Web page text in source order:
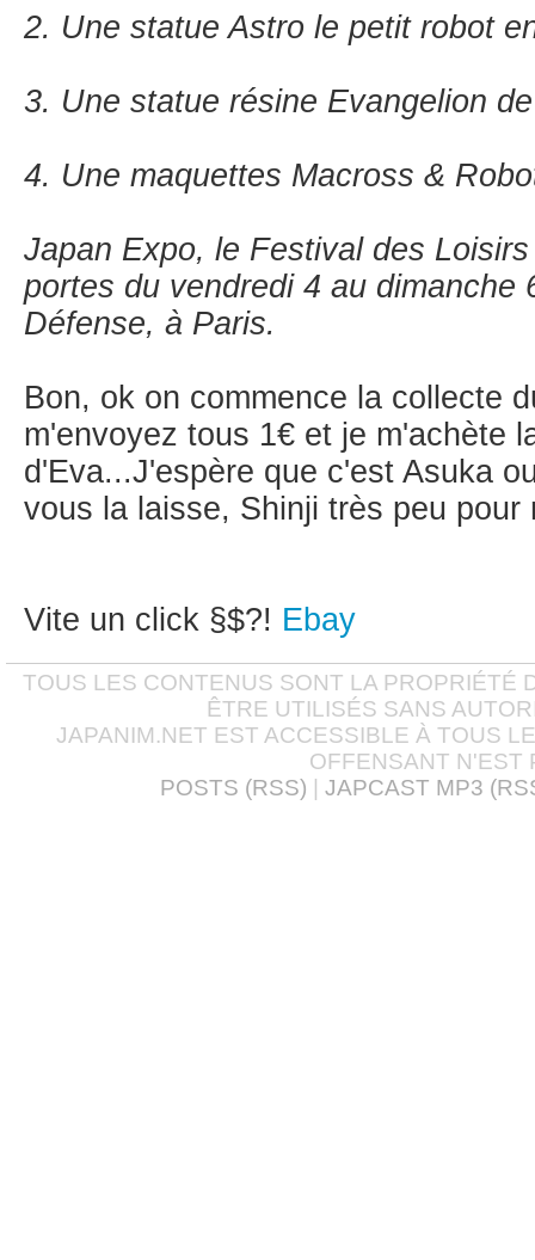
2. Une statue Astro le petit robot
3. Une statue résine Evangelion
4. Une maquettes Macross &
Japan Expo, le Festival des
portes du vendredi 4 au dimanche
Défense, à Paris.
Bon, ok on commence la collecte
m'envoyez tous 1€ et je m'achète
d'Eva...J'espère que c'est Asuka
vous la laisse, Shinji très peu
Vite un click §$?! Ebay
TOUS LES CONTENUS SONT LA PROPRIÉTÉ
ÊTRE UTILISÉS SANS
JAPANIM.NET EST ACCESSIBLE À TOUS
OFFENSANT N'EST
POSTS (RSS)
JAPCAST MP3